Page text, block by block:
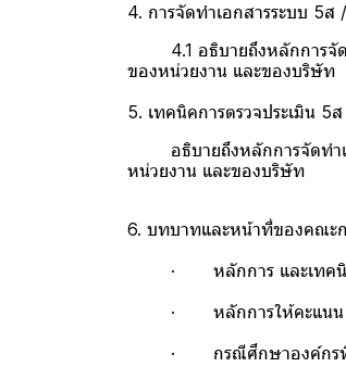
4. การจัดทำเอกสารระบบ 5
4.1 อธิบายถึงหลักการจัดทำ
ของหน่วยงาน และของบริษัท
5. เทคนิคการตรวจประเมิน 5ส
อธิบายถึงหลักการจัดทำเอก
หน่วยงาน และของบริษัท
6. บทบาทและหน้าที่ของคณะก
· หลักการ และเทคนิคกา
· หลักการให้คะแนน และ
· กรณีศึกษาองค์กรที่ประ